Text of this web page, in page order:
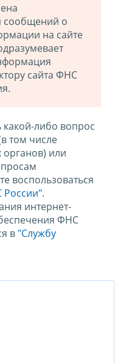
сообщений о
на сайте
сайта ФНС
либо вопрос
том числе
или
воспользоваться
России".
интернет-
ФНС
в "Службу